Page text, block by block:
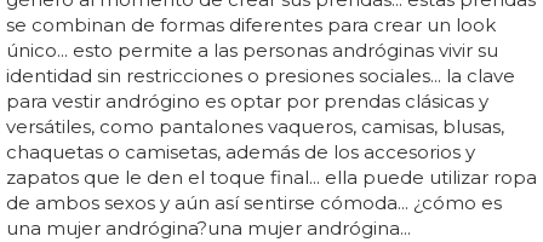
se combinan de formas diferentes para crear un look
único... esto permite a las personas andróginas vivir su
identidad sin restricciones o presiones sociales... la clave
para vestir andrógino es optar por prendas clásicas y
versátiles, como pantalones vaqueros, camisas, blusas,
chaquetas o camisetas, además de los accesorios y
zapatos que le den el toque final... ella puede utilizar ropa
de ambos sexos y aún así sentirse cómoda... ¿cómo es
una mujer andrógina?una mujer andrógina...